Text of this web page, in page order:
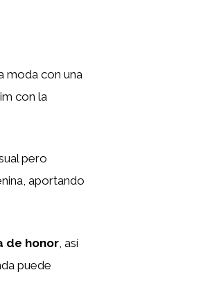
moda con una
con la
pero
aportando
de honor , así
puede